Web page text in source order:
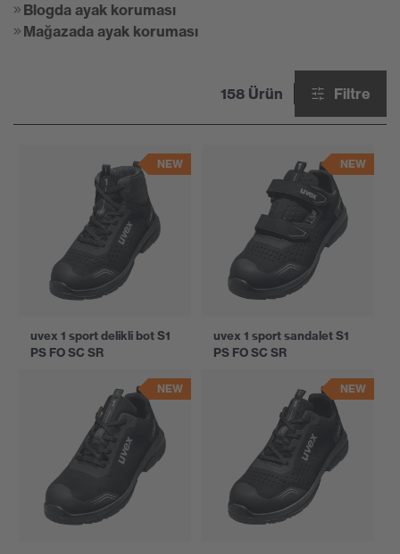
Blogda ayak koruması
Mağazada ayak koruması
158 Ürün Filtre
NEW
uvex 1 sport delikli bot S1
PS FO SC SR
NEW
uvex 1 sport sandalet S1
PS FO SC SR
NEW NEW